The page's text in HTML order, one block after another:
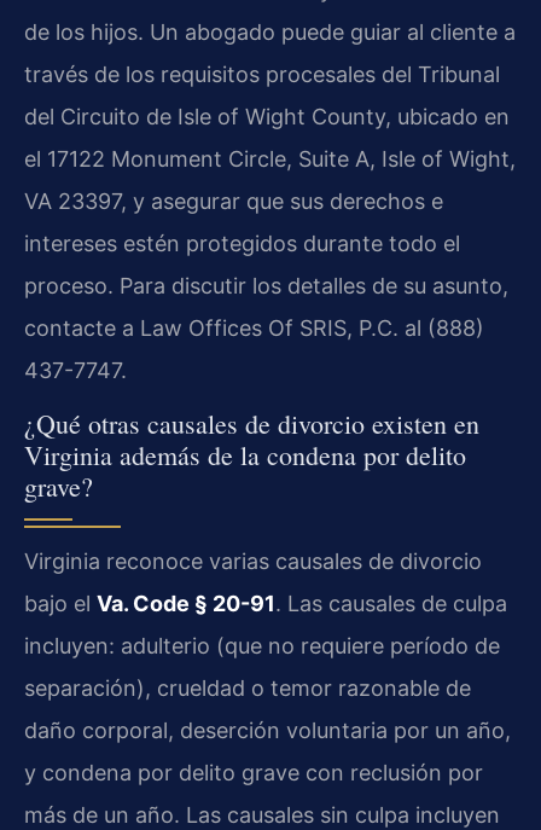
de los hijos. Un abogado puede guiar al cliente a
través de los requisitos procesales del Tribunal
del Circuito de Isle of Wight County, ubicado en
el 17122 Monument Circle, Suite A, Isle of Wight,
VA 23397, y asegurar que sus derechos e
intereses estén protegidos durante todo el
proceso. Para discutir los detalles de su asunto,
contacte a Law Offices Of SRIS, P.C. al (888)
437-7747.
¿Qué otras causales de divorcio existen en
Virginia además de la condena por delito
grave?
Virginia reconoce varias causales de divorcio
bajo el Va. Code § 20-91. Las causales de culpa
incluyen: adulterio (que no requiere período de
separación), crueldad o temor razonable de
daño corporal, deserción voluntaria por un año,
y condena por delito grave con reclusión por
más de un año. Las causales sin culpa incluyen